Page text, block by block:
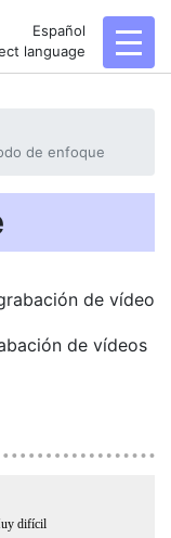
Español
language
de enfoque
de vídeo
de vídeos